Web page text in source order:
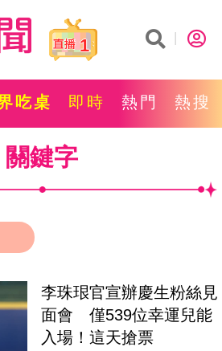
1
吃桌 即時 熱門 熱搜
關鍵字
李珠珢官宣辦慶生粉絲見
面會　僅539位幸運兒能
入場！這天搶票